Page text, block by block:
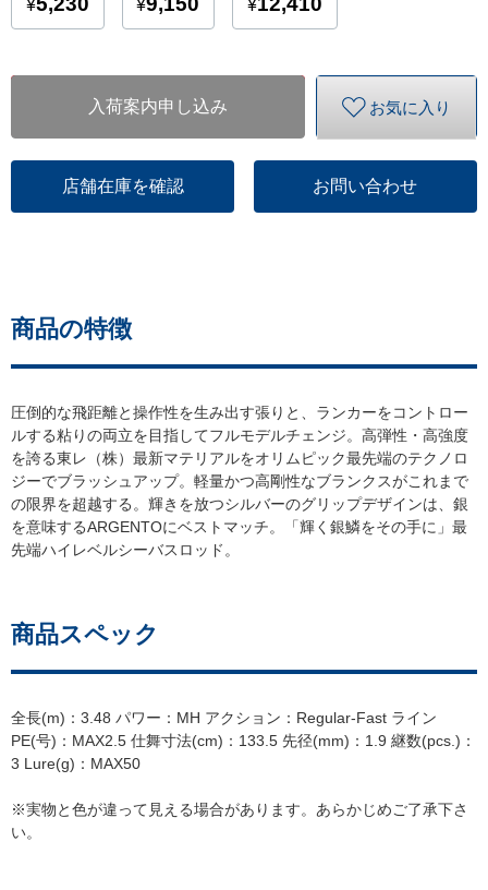
入荷案内申し込み お気に入り
店舗在庫を確認 お問い合わせ
商品の特徴
圧倒的な飛距離と操作性を生み出す張りと、ランカーをコントロー
ルする粘りの両立を目指してフルモデルチェンジ。高弾性・高強度
を誇る東レ（株）最新マテリアルをオリムピック最先端のテクノロ
ジーでブラッシュアップ。軽量かつ高剛性なブランクスがこれまで
の限界を超越する。輝きを放つシルバーのグリップデザインは、銀
を意味するARGENTOにベストマッチ。「輝く銀鱗をその手に」最
先端ハイレベルシーバスロッド。
商品スペック
全長(m)：3.48 パワー：MH アクション：Regular-Fast ライン
PE(号)：MAX2.5 仕舞寸法(cm)：133.5 先径(mm)：1.9 継数(pcs.)：
3 Lure(g)：MAX50
※実物と色が違って見える場合があります。あらかじめご了承下さ
い。